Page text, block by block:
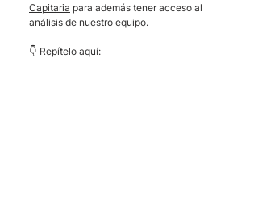
Capitaria para además tener acceso al
análisis de nuestro equipo.
👇 Repítelo aquí: